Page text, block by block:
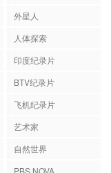
外星人
人体探索
印度纪录片
BTV纪录片
飞机纪录片
艺术家
自然世界
PBS NOVA